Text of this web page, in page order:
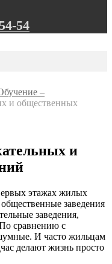
54
–
и общественных
и
этажах жилых
заведения
заведения,
сравнению с
И часто жильцам
делают жизнь просто